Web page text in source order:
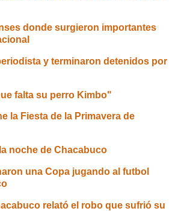
donde surgieron importantes
y terminaron detenidos por
falta su perro Kimbo"
la Fiesta de la Primavera de
noche de Chacabuco
una Copa jugando al futbol
relató el robo que sufrió su